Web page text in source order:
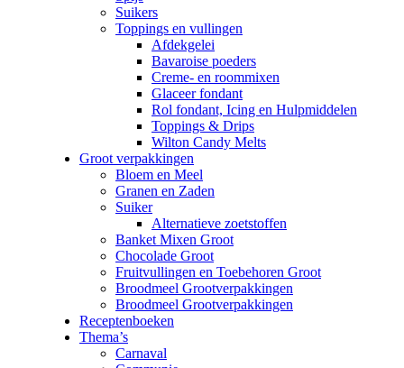
Suikers
Toppings en vullingen
Afdekgelei
Bavaroise poeders
Creme- en roommixen
Glaceer fondant
Rol fondant, Icing en Hulpmiddelen
Toppings & Drips
Wilton Candy Melts
Groot verpakkingen
Bloem en Meel
Granen en Zaden
Suiker
Alternatieve zoetstoffen
Banket Mixen Groot
Chocolade Groot
Fruitvullingen en Toebehoren Groot
Broodmeel Grootverpakkingen
Broodmeel Grootverpakkingen
Receptenboeken
Thema’s
Carnaval